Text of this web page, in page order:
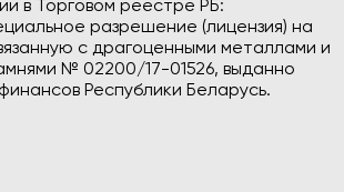
в Торговом реестре РБ:
разрешение (лицензия) на
с драгоценными металлами и
№ 02200/17-01526, выданно
Республики Беларусь.